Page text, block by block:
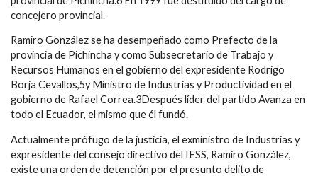
concejero provincial.
Ramiro González se ha desempeñado como Prefecto de la
provincia de Pichincha y como Subsecretario de Trabajo y
Recursos Humanos en el gobierno del expresidente Rodrigo
Borja Cevallos,5y Ministro de Industrias y Productividad en el
gobierno de Rafael Correa.3Después líder del partido Avanza en
todo el Ecuador, el mismo que él fundó.
Actualmente prófugo de la justicia, el exministro de Industrias y
expresidente del consejo directivo del IESS, Ramiro González,
existe una orden de detención por el presunto delito de